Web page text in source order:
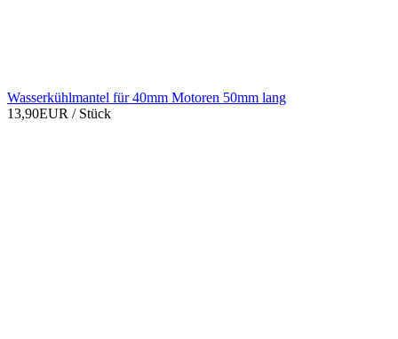
Wasserkühlmantel für 40mm Motoren 50mm lang
13,90EUR / Stück